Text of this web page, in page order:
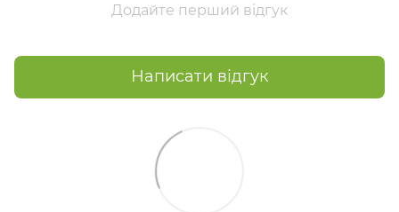
Додайте перший відгук
Написати відгук